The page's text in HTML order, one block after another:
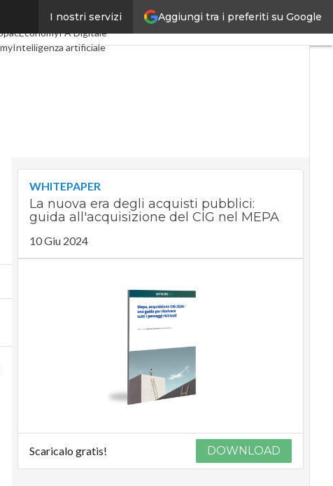
Aggiungi tra i preferiti su Google
I nostri servizi
Digital EconomyTelco
PA Digitale
Intelligenza artificiale
WHITEPAPER
La nuova era degli acquisti pubblici:
guida all'acquisizione del CIG nel MEPA
10 Giu 2024
Scaricalo gratis! DOWNLOAD